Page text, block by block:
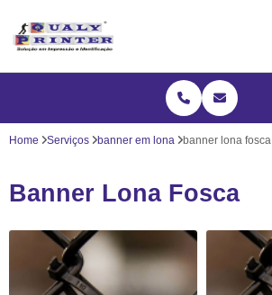
Home Serviços banner em lona banner lona fosca
Banner Lona Fosca